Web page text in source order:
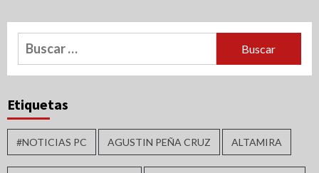
Buscar:
Etiquetas
#NOTICIAS PC AGUSTIN PEÑA CRUZ ALTAMIRA